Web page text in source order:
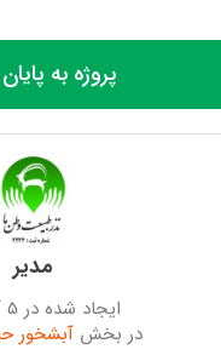
پروژه به
مدیر
ایجاد شده در 5 آذر 1402
در بخشآبشخور